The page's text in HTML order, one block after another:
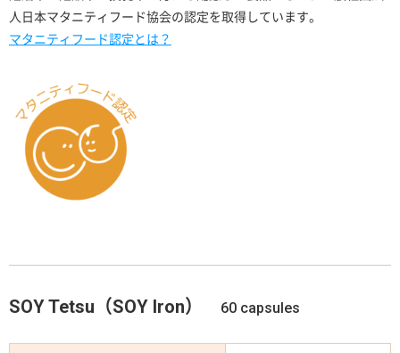
人日本マタニティフード協会の認定を取得しています。
マタニティフード認定とは？
SOY Tetsu（SOY Iron） 60 capsules